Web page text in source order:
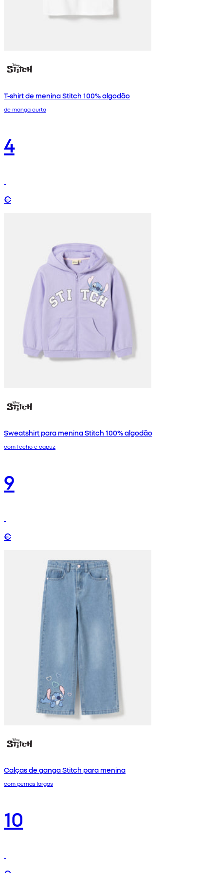
T-shirt de menina Stitch 100% algodão
de manga curta
4
€
Sweatshirt para menina Stitch 100% algodão
com fecho e capuz
9
€
Calças de ganga Stitch para menina
com pernas largas
10